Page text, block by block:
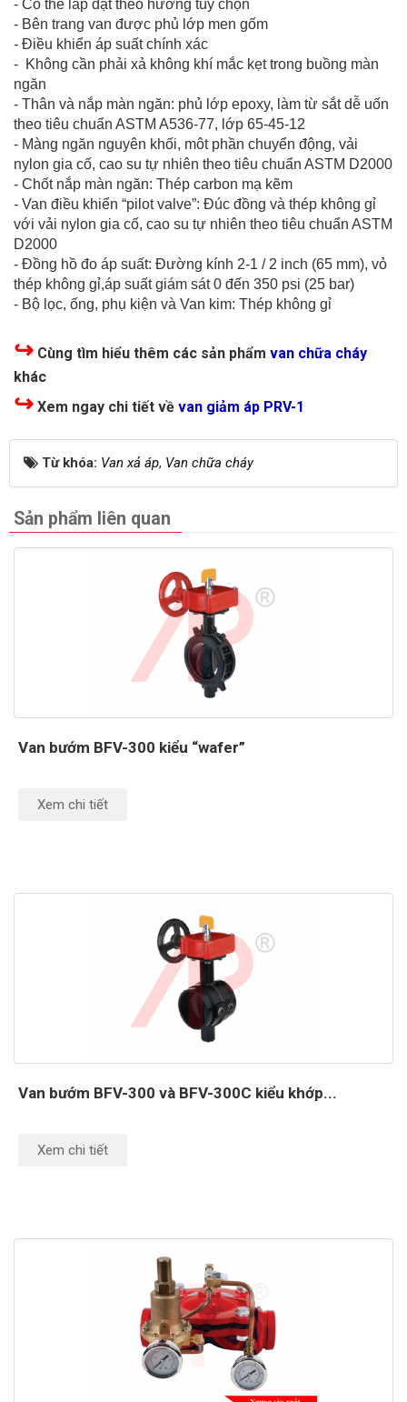
- Có thể lắp đặt theo hướng tùy chọn
- Bên trang van được phủ lớp men gốm
- Điều khiển áp suất chính xác
- Không cần phải xả không khí mắc kẹt trong buồng màn
ngăn
- Thân và nắp màn ngăn: phủ lớp epoxy, làm từ sắt dễ uốn
theo tiêu chuẩn ASTM A536-77, lớp 65-45-12
- Màng ngăn nguyên khối, môt phần chuyển động, vải
nylon gia cố, cao su tự nhiên theo tiêu chuẩn ASTM D2000
- Chốt nắp màn ngăn: Thép carbon mạ kẽm
- Van điều khiển “pilot valve”: Đúc đồng và thép không gỉ
với vải nylon gia cố, cao su tự nhiên theo tiêu chuẩn ASTM
D2000
- Đồng hồ đo áp suất: Đường kính 2-1 / 2 inch (65 mm), vỏ
thép không gỉ,áp suất giám sát 0 đến 350 psi (25 bar)
- Bộ lọc, ống, phụ kiện và Van kim: Thép không gỉ
↪ Cùng tìm hiểu thêm các sản phẩm van chữa cháy
khác
↪ Xem ngay chi tiết về van giảm áp PRV-1
Từ khóa: Van xả áp, Van chữa cháy
Sản phẩm liên quan
Van bướm BFV-300 kiểu “wafer”
Xem chi tiết
Van bướm BFV-300 và BFV-300C kiểu khớp...
Xem chi tiết